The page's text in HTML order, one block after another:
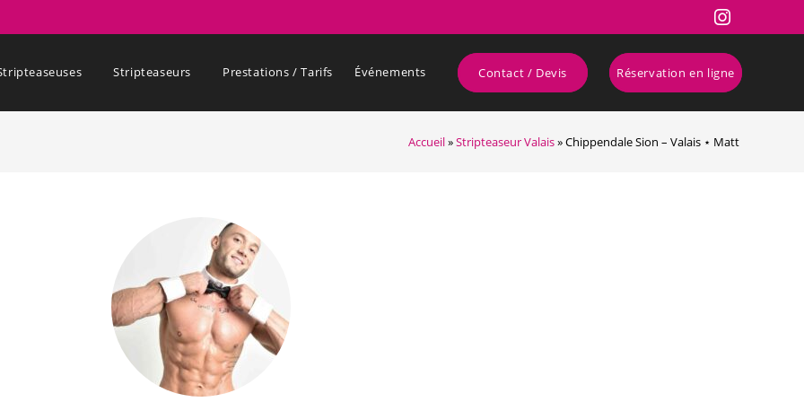
Stripteaseurs Prestations / Tarifs Événements Contact / Devis Réservation en ligne
Accueil»Stripteaseur Valais»Chippendale Sion – Valais ⋆ Matt